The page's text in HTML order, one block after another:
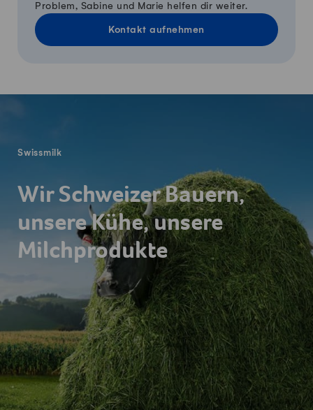
Problem, Sabine und Marie helfen dir weiter.
Kontakt aufnehmen
Swissmilk
Wir Schweizer Bauern,
unsere Kühe, unsere
Milchprodukte